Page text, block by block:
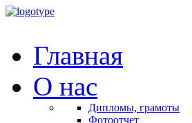
Главная
О нас
Дипломы, грамоты
Фотоотчет